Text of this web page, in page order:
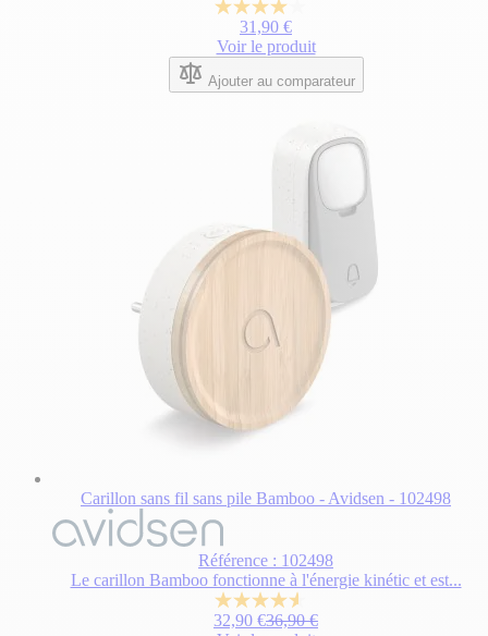
4.0
sur
5
étoiles.
2
31,90 €
Voir le produit
Ajouter au comparateur
Carillon sans fil sans pile Bamboo - Avidsen - 102498
Référence : 102498
Le carillon Bamboo fonctionne à l'énergie kinétic et est...
4.5
sur
Prix Spécial
32,90 € Prix normal
36,90 €